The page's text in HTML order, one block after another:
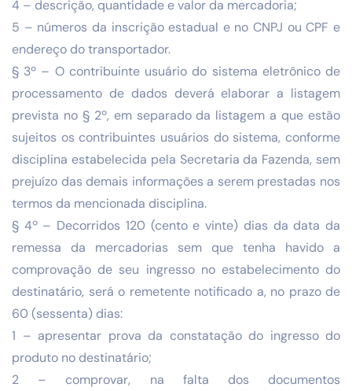
4 – descrição, quantidade e valor da mercadoria;
5 – números da inscrição estadual e no CNPJ ou CPF e
endereço do transportador.
§ 3º – O contribuinte usuário do sistema eletrônico de
processamento de dados deverá elaborar a listagem
prevista no § 2º, em separado da listagem a que estão
sujeitos os contribuintes usuários do sistema, conforme
disciplina estabelecida pela Secretaria da Fazenda, sem
prejuízo das demais informações a serem prestadas nos
termos da mencionada disciplina.
§ 4º – Decorridos 120 (cento e vinte) dias da data da
remessa da mercadorias sem que tenha havido a
comprovação de seu ingresso no estabelecimento do
destinatário, será o remetente notificado a, no prazo de
60 (sessenta) dias:
1 – apresentar prova da constatação do ingresso do
produto no destinatário;
2 – comprovar, na falta dos documentos